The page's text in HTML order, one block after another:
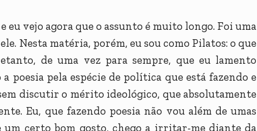
eu vejo agora que o assunto é muito longo. Foi uma
Nesta matéria, porém, eu sou como Pilatos: o que
de uma vez para sempre, que eu lamento
poesia pela espécie de política que está fazendo e
discutir o mérito ideológico, que absolutamente
Eu, que fazendo poesia não vou além de umas
um certo bom gosto, chego a irritar-me diante da